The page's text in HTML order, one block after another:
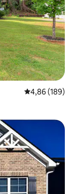
4,86 de uma
4,86 (189)